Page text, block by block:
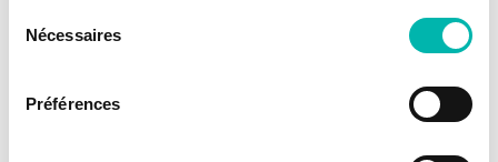
Nécessaires
Préférences